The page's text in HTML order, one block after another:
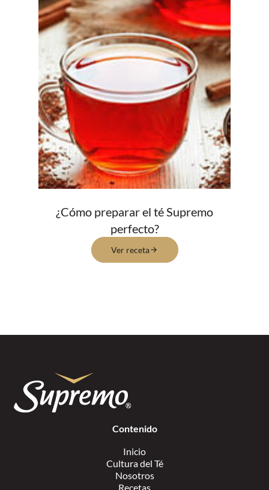
¿Cómo preparar el té Supremo
perfecto?
Ver receta
Contenido
Inicio
Cultura del Té
Nosotros
Recetas